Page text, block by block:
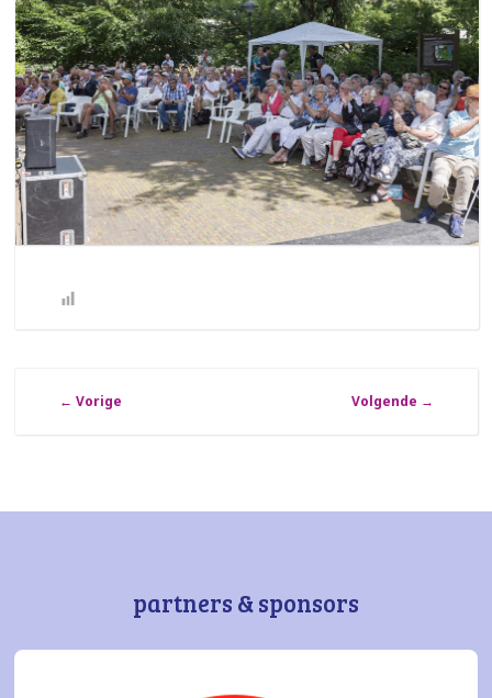
← Vorige Volgende →
partners & sponsors